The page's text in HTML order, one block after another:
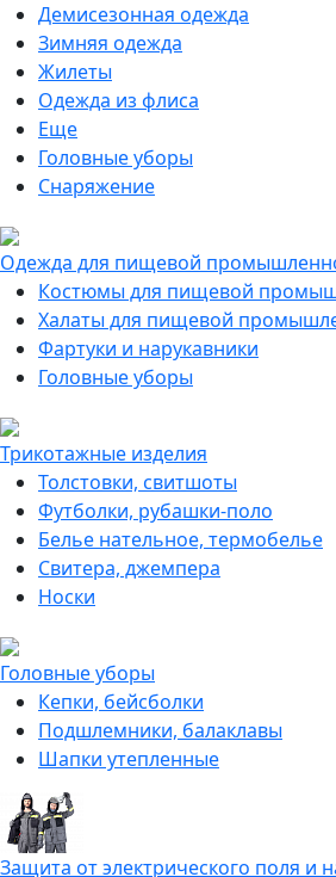
Демисезонная одежда
Зимняя одежда
Жилеты
Одежда из флиса
Еще
Головные уборы
Снаряжение
Одежда для пищевой
Костюмы для пищевой
Халаты для пищевой
Фартуки и нарукавники
Головные уборы
Трикотажные изделия
Толстовки, свитшоты
Футболки, рубашки-поло
Белье нательное, термобелье
Свитера, джемпера
Носки
Головные уборы
Кепки, бейсболки
Подшлемники, балаклавы
Шапки утепленные
Защита от электрического поля и